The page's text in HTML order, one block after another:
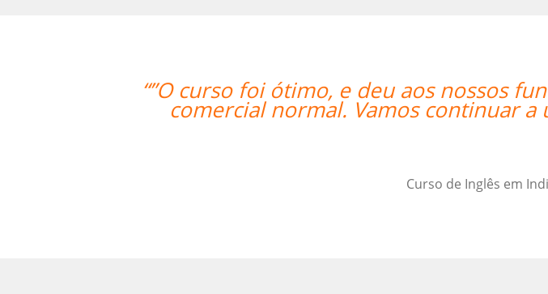
a oportunidade de crescer fora do horário
usar a sua empresa como um parceiro daqui para